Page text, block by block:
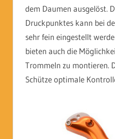
dem Daumen ausgelöst.
Druckpunktes kann bei
sehr fein eingestellt
bieten auch die
Trommeln zu montieren.
Schütze optimale